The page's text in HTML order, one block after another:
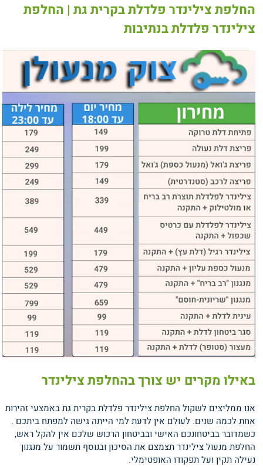
החלפת צילינדר פלדלת בקרית גת | החלפת
צילינדר פלדלת בנתיבות
באילו מקרים יש צורך בהחלפת צילינדר
אנו ממליצים לשקול החלפת צילינדר פלדלת בקרית גת באמצעי זהירות
אחת לכמה שנים. לעולם אין לדעת למי הייתה גישה למפתח ביתכם .
כשמדובר בביטחונכם האישי ובביטחון הרכוש שלכם אין להקל ראש,
החלפת מנעול צילינדר תצמצם את הסיכון ובנוסף תשמור על מנגנון
נעילה תקין ועל תפקודו האופטימלי.